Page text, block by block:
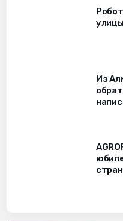
Из